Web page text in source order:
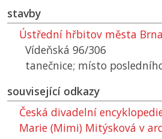
stavby
Ústřední hřbitov města Brna
Vídeňská 96/306
tanečnice; místo
související odkazy
Česká divadelní
Marie (Mimi) Mitýsková v